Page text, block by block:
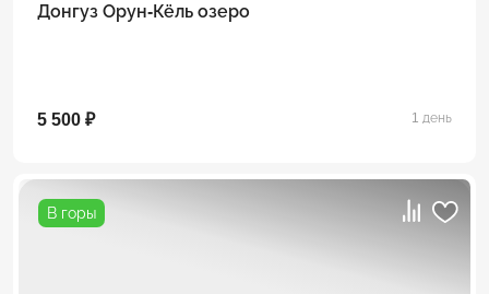
Донгуз Орун-Кёль озеро
5 500 ₽ 1 день
В горы